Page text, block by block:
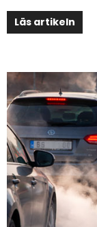
Läs artikeln